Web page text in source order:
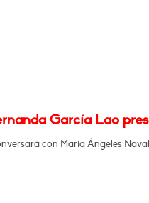
García Lao
con Maria Ángeles